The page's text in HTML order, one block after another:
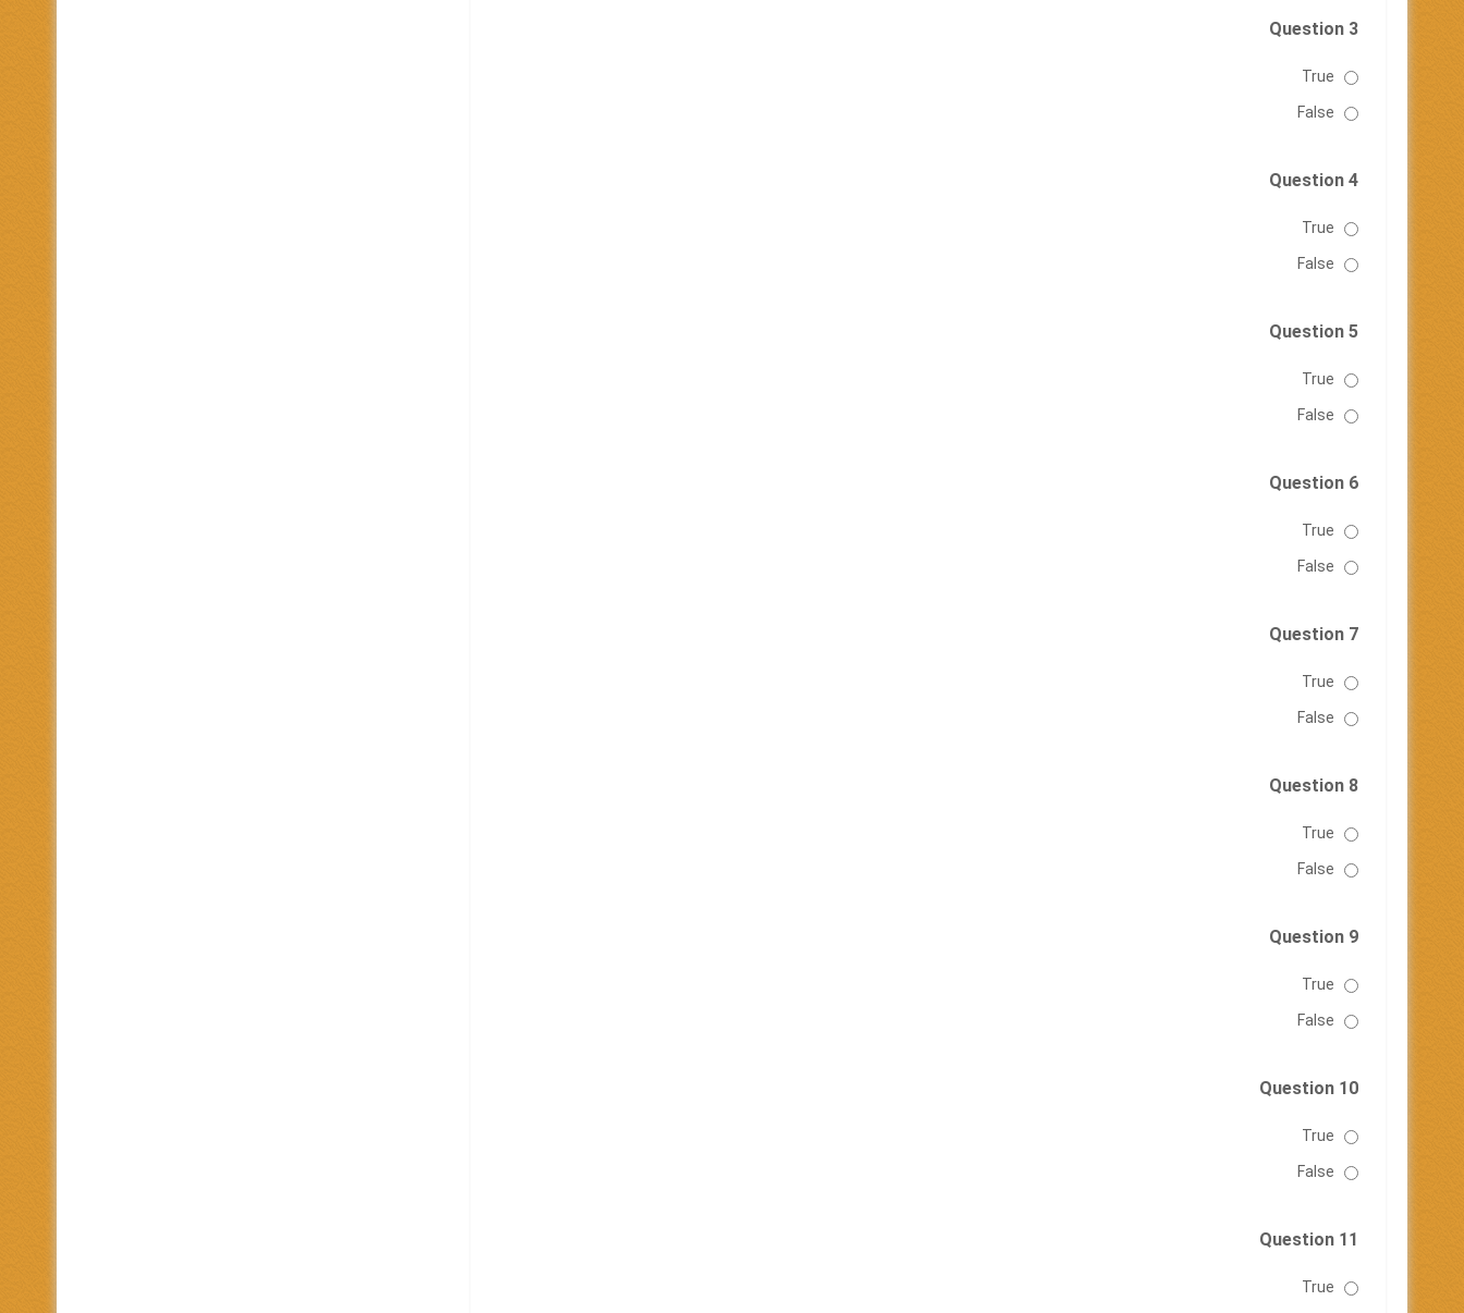
Question 3
True
False
Question 4
True
False
Question 5
True
False
Question 6
True
False
Question 7
True
False
Question 8
True
False
Question 9
True
False
Question 10
True
False
Question 11
True